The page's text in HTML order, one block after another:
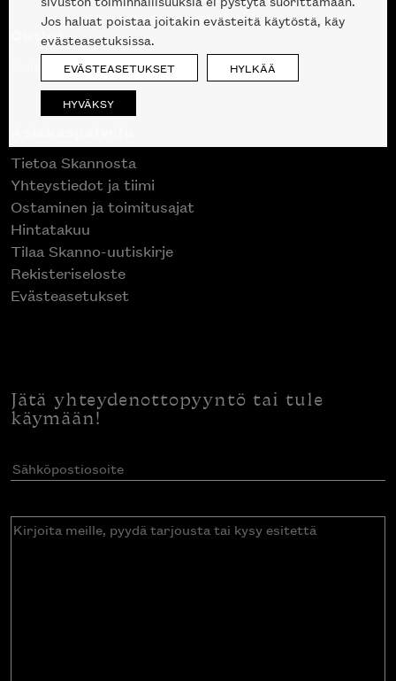
Outlet
Poistuvat mallikappaleet
Tietoa Skannosta
Yhteystiedot ja tiimi
Ostaminen ja toimitusajat
Hintatakuu
Tilaa Skanno-uutiskirje
Rekisteriseloste
Evästeasetukset
Jätä yhteydenottopyyntö tai tule
käymään!
Sähköpostiosoite(Pakollinen)
Kirjoita
Jos haluat poistaa joitakin evästeitä käytöstä, käy
evästeasetuksissa.
EVÄSTEASETUKSET HYLKÄÄ
HYVÄKSY